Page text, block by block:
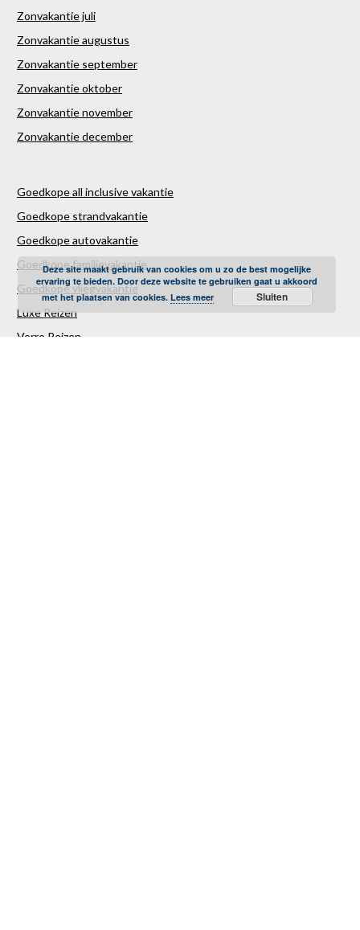
Zonvakantie juli
Zonvakantie augustus
Zonvakantie september
Zonvakantie oktober
Zonvakantie november
Zonvakantie december
Goedkope all inclusive vakantie
Goedkope strandvakantie
Goedkope autovakantie
Goedkope familievakantie
Goedkope vliegvakantie
Luxe Reizen
Verre Reizen
Deze site maakt gebruik van cookies om u zo de best mogelijke
ervaring te bieden. Door deze website te gebruiken gaat u akkoord
met het plaatsen van cookies. Lees meer Sluiten